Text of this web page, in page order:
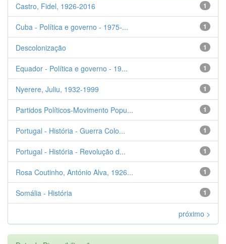
1
Castro, Fidel, 1926-2016
1
Cuba - Política e governo - 1975-...
1
Descolonização
1
Equador - Política e governo - 19...
1
Nyerere, Juliu, 1932-1999
1
Partidos Políticos-Movimento Popu...
1
Portugal - História - Guerra Colo...
1
Portugal - História - Revolução d...
1
Rosa Coutinho, António Alva, 1926...
1
Somália - História
próximo >